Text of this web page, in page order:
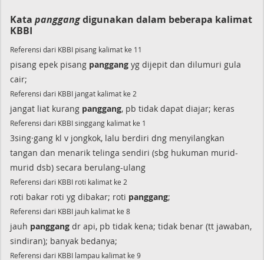
Kata panggangdigunakan dalam beberapa kalimat
KBBI
Referensi dari KBBI pisang kalimat ke 11
pisang epek pisang panggang yg dijepit dan dilumuri gula
cair;
Referensi dari KBBI jangat kalimat ke 2
jangat liat kurang panggang, pb tidak dapat diajar; keras
Referensi dari KBBI singgang kalimat ke 1
3sing·gang kl v jongkok, lalu berdiri dng menyilangkan
tangan dan menarik telinga sendiri (sbg hukuman murid-
murid dsb) secara berulang-ulang
Referensi dari KBBI roti kalimat ke 2
roti bakar roti yg dibakar; roti panggang;
Referensi dari KBBI jauh kalimat ke 8
jauh panggang dr api, pb tidak kena; tidak benar (tt jawaban,
sindiran); banyak bedanya;
Referensi dari KBBI lampau kalimat ke 9